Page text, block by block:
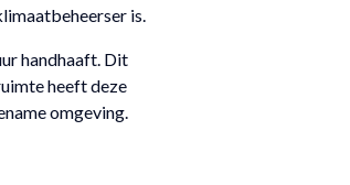
is.
handhaaft. Dit
heeft deze
omgeving.